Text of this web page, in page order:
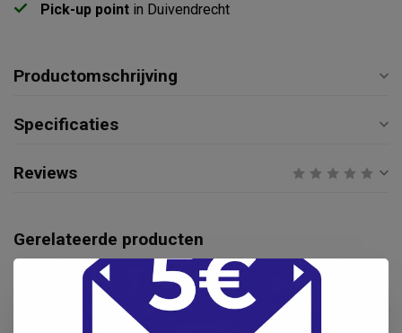
Pick-up point in Duivendrecht
Productomschrijving
Specificaties
Reviews
Gerelateerde producten
AIDAPT
Aidapt Twee-in-één
Lichtgewicht Rollator en
Rolstoel